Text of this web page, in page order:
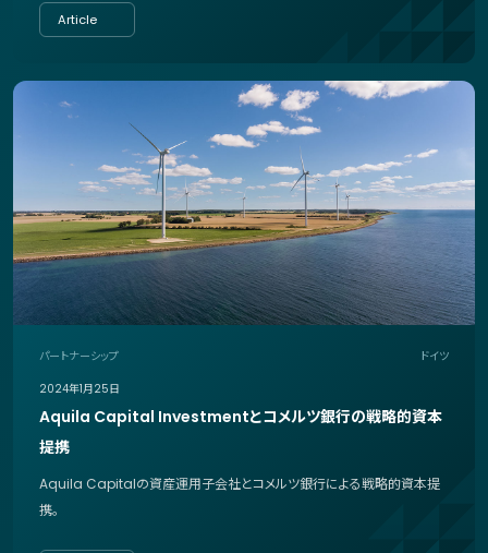
Article
パートナーシップ
ドイツ
2024年1月25日
Aquila Capital Investmentとコメルツ銀行の戦略的資本
提携
Aquila Capitalの資産運用子会社とコメルツ銀行による戦略的資本提
携。